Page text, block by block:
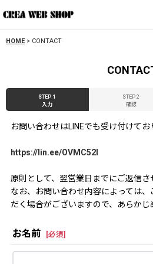
HOME > CONTACT
STEP 1
入力
STEP 2
確認
お問い合わせはLINEでも受け付けてお
https://lin.ee/OVMC52l
原則として、翌営業日までにご返信さ
なお、お問い合わせ内容によっては
だく場合がございますので、あらかじ
お名前 [必須]